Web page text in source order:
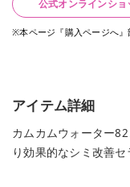
公式オンラインショ
※本ページ『購入ページへ』
アイテム詳細
カムカムウォーター
り効果的なシミ改善セ